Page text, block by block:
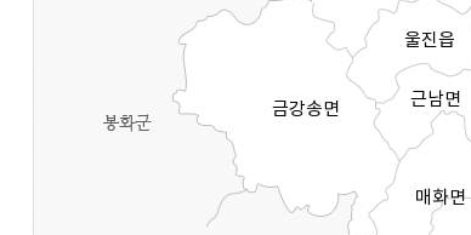
울진읍
금강송면 근남면
매화면